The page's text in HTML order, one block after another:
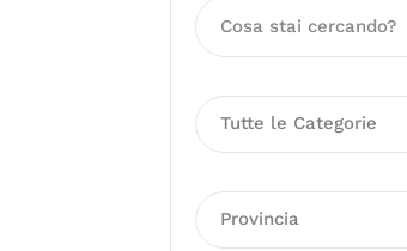
Tutte le Categorie
Provincia